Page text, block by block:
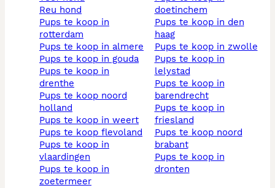
reu hond
pups te koop in
rotterdam
pups te koop in almere
pups te koop in gouda
pups te koop in
drenthe
pups te koop noord
holland
pups te koop in weert
pups te koop flevoland
pups te koop in
vlaardingen
pups te koop in
zoetermeer
doetinchem
pups te koop in den
haag
pups te koop in zwolle
pups te koop in
lelystad
pups te koop in
barendrecht
pups te koop in
friesland
pups te koop noord
brabant
pups te koop in
dronten